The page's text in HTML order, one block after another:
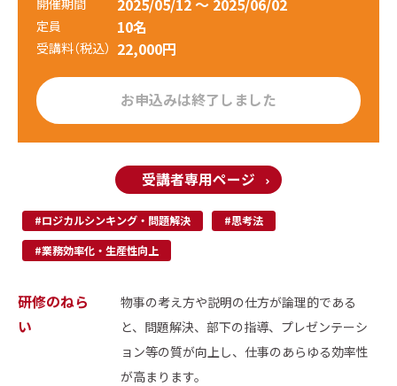
開催期間 2025/05/12 ～ 2025/06/02
定員 10名
受講料（税込） 22,000円
お申込みは終了しました
受講者専用ページ
#ロジカルシンキング・問題解決
#思考法
#業務効率化・生産性向上
研修のねら
い
物事の考え方や説明の仕方が論理的である
と、問題解決、部下の指導、プレゼンテーシ
ョン等の質が向上し、仕事のあらゆる効率性
が高まります。